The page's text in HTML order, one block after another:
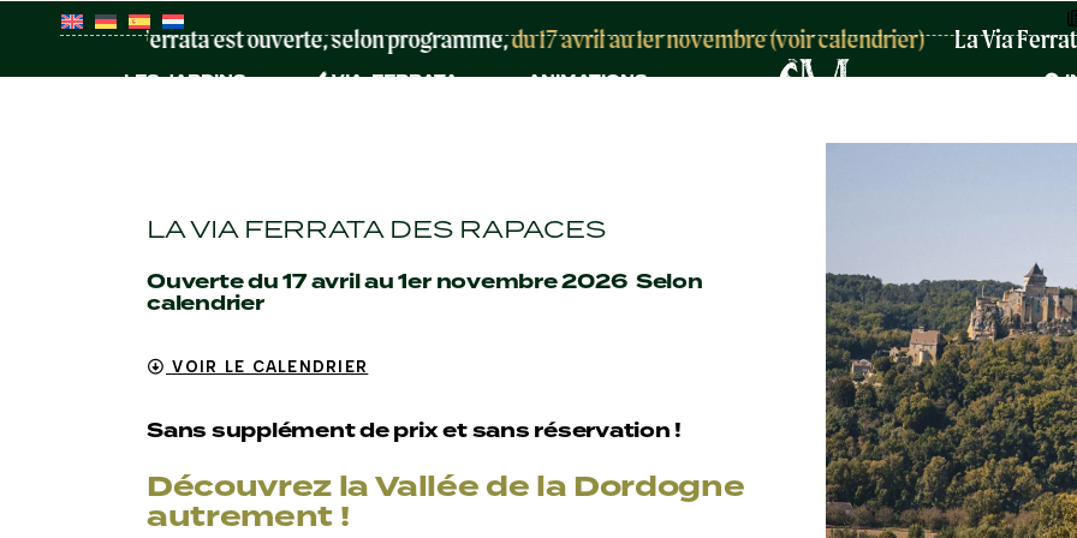
Skip
LES JARDINS VIA-FERRATA ANIMATIONS
La Via Ferrata est ouverte, selon programme,du 17 avril au 1er novembre (voir calendrier) La Via Ferrata
LA VIA FERRATA DES RAPACES
Ouverte du 17 avril au 1er novembre 2026 Selon
calendrier
VOIR LE CALENDRIER
Sans supplément de prix et sans réservation !
Découvrez la Vallée de la Dordogne
autrement !